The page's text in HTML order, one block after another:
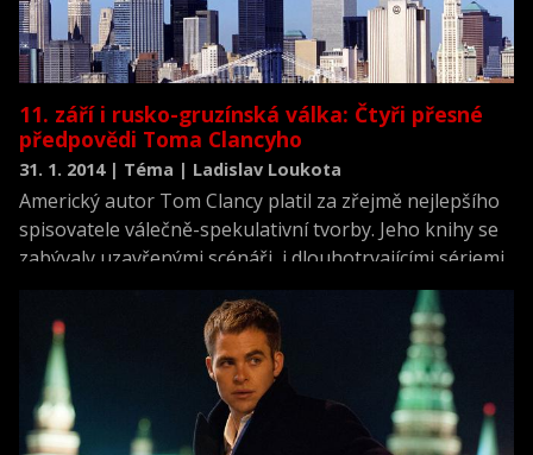
11. září i rusko-gruzínská válka: Čtyři přesné
předpovědi Toma Clancyho
31. 1. 2014 | Téma | Ladislav Loukota
Americký autor Tom Clancy platil za zřejmě nejlepšího
spisovatele válečně-spekulativní tvorby. Jeho knihy se
zabývaly uzavřenými scénáři, i dlouhotrvajícími sériemi
– například tou o operativci Jacku Ryanovi.